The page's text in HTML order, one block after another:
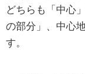
どちらも「中心
の部分」、中心
す。